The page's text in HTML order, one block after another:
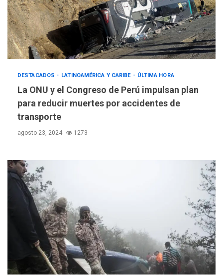
DESTACADOS LATINOAMÉRICA Y CARIBE ÚLTIMA HORA
La ONU y el Congreso de Perú impulsan plan
para reducir muertes por accidentes de
transporte
agosto 23, 2024 1273